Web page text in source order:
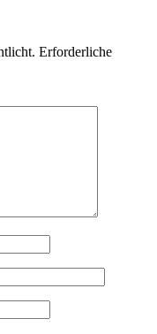
Erforderliche